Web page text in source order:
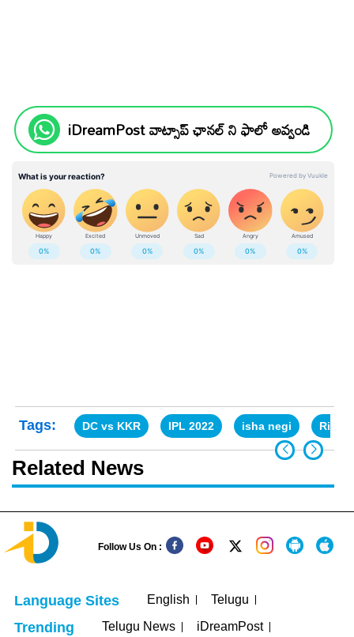
iDreamPost వాట్సాప్ ఛానల్ ని ఫాలో అవ్వండి
Tags: DC vs KKR IPL 2022 isha negi
Related News
Follow Us On :
Language Sites English Telugu
Trending Telugu News iDreamPost